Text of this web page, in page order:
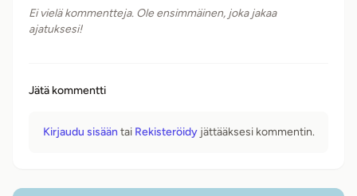
Ei vielä kommentteja. Ole ensimmäinen, joka jakaa
ajatuksesi!
Jätä kommentti
Kirjaudu sisään tai Rekisteröidyjättääksesi kommentin.